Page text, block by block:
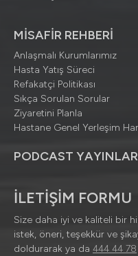
MİSAFİR REHBERİ
Anlaşmalı Kurumlarımız
Hasta Yatış Süreci
Refakatçi Politikası
Sıkça Sorulan Sorular
Ziyaretini Planla
Hastane Genel Yerleşim
PODCAST
İLETİŞİM FORMU
Size daha iyi ve kaliteli bir
istek, öneri, teşekkür ve
doldurarak ya da 444 44 78